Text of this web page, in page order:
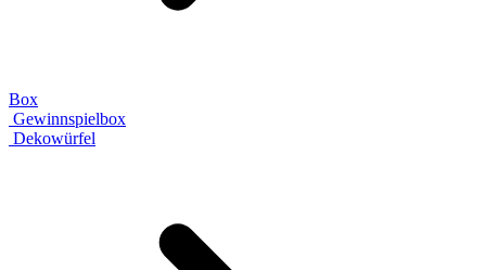
Box
Gewinnspielbox
Dekowürfel